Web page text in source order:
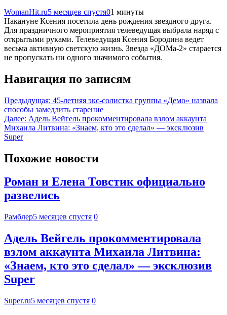
WomanHit.ru5 месяцев спустя01 минуты
Накануне Ксения посетила день рождения звездного друга.
Для праздничного мероприятия телеведущая выбрала наряд с
открытыми руками. Телеведущая Ксения Бородина ведет
весьма активную светскую жизнь. Звезда «ДОМа-2» старается
не пропускать ни одного значимого события.
Навигация по записям
Предыдущая: 45-летняя экс-солистка группы «Демо» назвала
способы замедлить старение
Далее: Адель Вейгель прокомментировала взлом аккаунта
Михаила Литвина: «Знаем, кто это сделал» — эксклюзив
Super
Похожие новости
Роман и Елена Товстик официально
развелись
Рамблер5 месяцев спустя 0
Адель Вейгель прокомментировала
взлом аккаунта Михаила Литвина:
«Знаем, кто это сделал» — эксклюзив
Super
Super.ru5 месяцев спустя 0